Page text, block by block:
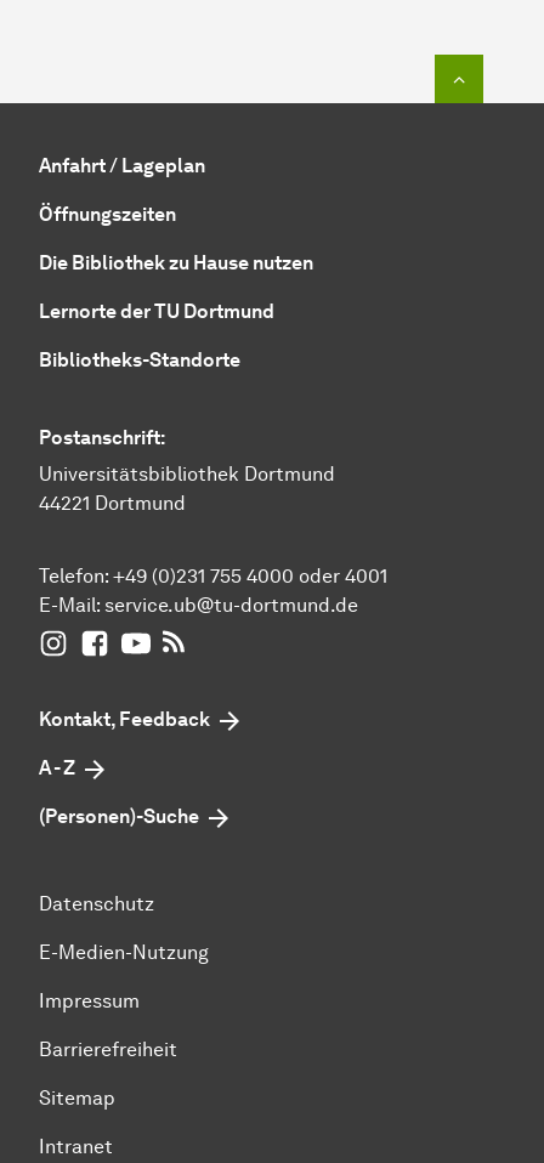
Anfahrt / Lageplan
Öffnungszeiten
Die Bibliothek zu Hause nutzen
Lernorte der TU Dortmund
Bibliotheks-Standorte
Postanschrift:
Universitätsbibliothek Dortmund
44221 Dortmund
Telefon: +49 (0)231 755 4000 oder 4001
E-Mail: service.ub@tu-dortmund.de
UB Dortmund auf Instagram
UB Dortmund auf Facebook
UB Dortmund auf YouTube
Kontakt, Feedback
A - Z
(Personen)-Suche
Datenschutz
E-Medien-Nutzung
Impressum
Barrierefreiheit
Sitemap
Intranet